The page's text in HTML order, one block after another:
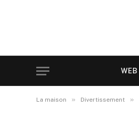
WEB
La maison » Divertissement »